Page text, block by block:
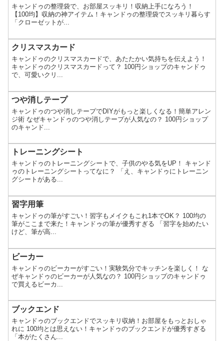
キャンドゥの整理袋で、お部屋スッキリ！収納上手になろう！
【100均】収納の神アイテム！キャンドゥの整理袋でスッキリ暮らす
「クローゼットが...
クリスマスカード
キャンドゥのクリスマスカードで、あたたかい気持ちを伝えよう！
キャンドゥのクリスマスカードって？ 100円ショップのキャンドゥ
で、可愛いクリ...
つや消しテープ
キャンドゥのつや消しテープでDIYがもっと楽しくなる！簡単アレン
ジ術 なぜキャンドゥのつや消しテープが人気なの？ 100円ショップ
のキャンド...
トレーニングシート
キャンドゥのトレーニングシートで、子供のやる気をUP！ キャンド
ゥのトレーニングシートってなに？ 「え、キャンドゥにトレーニン
グシートがある...
習字用筆
キャンドゥの筆がすごい！習字もメイクもこれ1本でOK？ 100均の
筆がここまで来た！キャンドゥの筆が優秀すぎる 「習字を始めたい
けど、筆が高...
ビーカー
キャンドゥのビーカーがすごい！実験気分でキッチンを楽しく！ な
ぜキャンドゥのビーカーが人気なの？ 100円ショップのキャンドゥ
で買えるビーカ...
ブックエンド
キャンドゥのブックエンドでスッキリ収納！お部屋をもっとおしゃ
れに 100均とは思えない！キャンドゥのブックエンドが優秀すぎる
「本がたくさん...